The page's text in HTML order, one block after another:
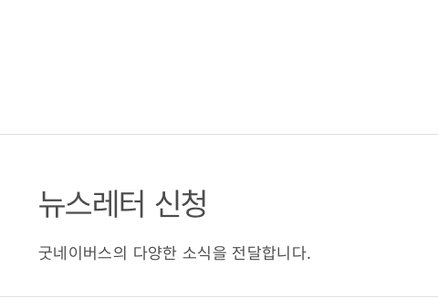
뉴스레터 신청
굿네이버스의 다양한 소식을 전달합니다.